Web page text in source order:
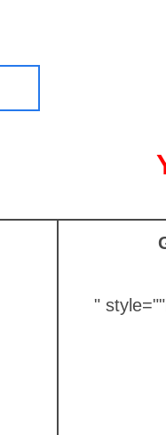
" style="